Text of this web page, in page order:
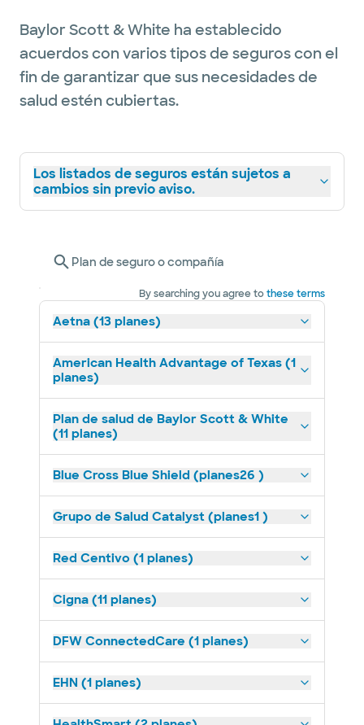
Baylor Scott & White ha establecido
acuerdos con varios tipos de seguros con el
fin de garantizar que sus necesidades de
salud estén cubiertas.
Los listados de seguros están sujetos a
cambios sin previo aviso.
Plan de seguro o compañía
By searching you agree tothese terms
Aetna (13 planes)
American Health Advantage of Texas (1
planes)
Plan de salud de Baylor Scott & White
(11 planes)
Blue Cross Blue Shield (planes26 )
Grupo de Salud Catalyst (planes1 )
Red Centivo (1 planes)
Cigna (11 planes)
DFW ConnectedCare (1 planes)
EHN (1 planes)